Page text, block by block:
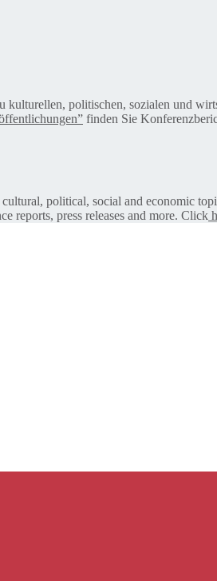
politischen, sozialen und
finden Sie
political, social and economic
reports, press releases and more. Click